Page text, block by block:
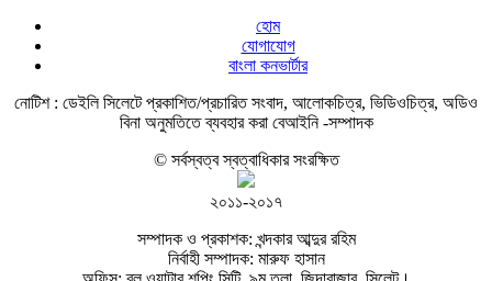
হোম
যোগাযোগ
বাংলা কনভার্টার
নোটিশ : ডেইলি সিলেটে প্রকাশিত/প্রচারিত সংবাদ, আলোকচিত্র, ভিডিওচিত্র, অডিও
বিনা অনুমতিতে ব্যবহার করা বেআইনি -সম্পাদক
© সর্বস্বত্ব স্বত্বাধিকার সংরক্ষিত
২০১১-২০১৭
সম্পাদক ও প্রকাশক: খন্দকার আব্দুর রহিম
নির্বাহী সম্পাদক: মারুফ হাসান